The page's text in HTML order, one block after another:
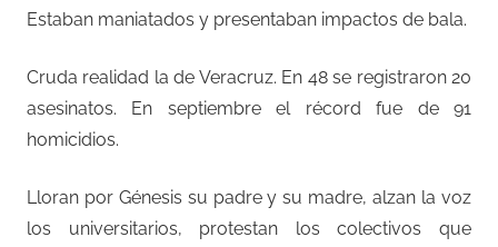
Estaban maniatados y presentaban impactos de bala.
Cruda realidad la de Veracruz. En 48 se registraron 20
asesinatos. En septiembre el récord fue de 91
homicidios.
Lloran por Génesis su padre y su madre, alzan la voz
los universitarios, protestan los colectivos que